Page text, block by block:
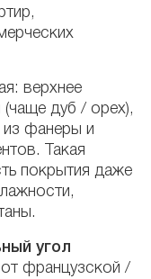
верхнее
дуб / орех),
из фанеры и
Такая
покрытия даже
угол
французской /